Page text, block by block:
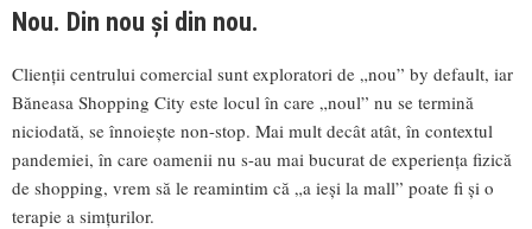
Nou. Din nou și din nou.
Clienții centrului comercial sunt exploratori de „nou” by default, iar
Băneasa Shopping City este locul în care „noul” nu se termină
niciodată, se înnoiește non-stop. Mai mult decât atât, în contextul
pandemiei, în care oamenii nu s-au mai bucurat de experiența fizică
de shopping, vrem să le reamintim că „a ieși la mall” poate fi și o
terapie a simțurilor.